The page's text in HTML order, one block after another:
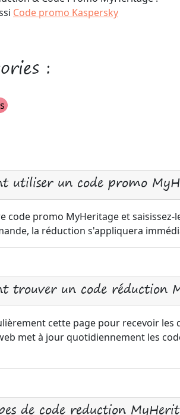
Code promo Kaspersky
:
utiliser un code promo
code promo MyHeritage et
la réduction s'appliquera
trouver un code réduction
cette page pour recevoir
met à jour quotidiennement les
de code reduction